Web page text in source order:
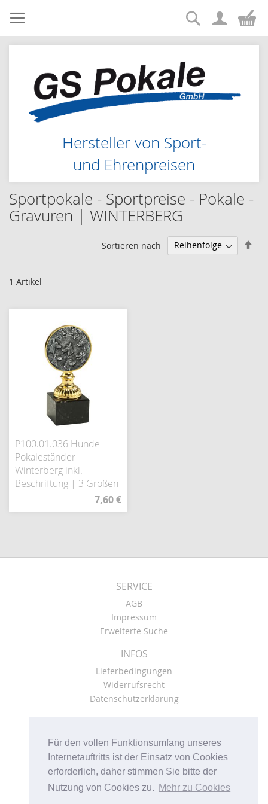
Für den vollen Funktionsumfang unseres
Internetauftritts ist der Einsatz von Cookies
erforderlich, daher stimmen Sie bitte der
Nutzung von Cookies zu. Mehr zu Cookies
Zum
Inhalt
springen
Hersteller von Sport-
und Ehrenpreisen
Suche
Sportpokale - Sportpreise - Pokale -
Gravuren | WINTERBERG
1 Artikel
Sortieren nach
P100.01.036 Hunde
Pokaleständer
Winterberg inkl.
Beschriftung | 3 Größen
7,60 €
SERVICE
AGB
Impressum
Erweiterte Suche
INFOS
Lieferbedingungen
Widerrufsrecht
Datenschutzerklärung
Kasse
Mein Konto
Warenkorb